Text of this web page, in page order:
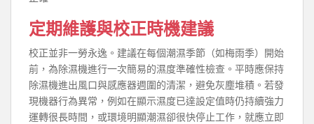
定期維護與校正時機建議
校正並非一勞永逸。建議在每個潮濕季節（如梅雨季）開始
前，為除濕機進行一次簡易的濕度準確性檢查。平時應保持
除濕機進出風口與感應器週圍的清潔，避免灰塵堆積。若發
現機器行為異常，例如在顯示濕度已達設定值時仍持續強力
運轉很長時間，或環境明顯潮濕卻很快停止工作，就應立即